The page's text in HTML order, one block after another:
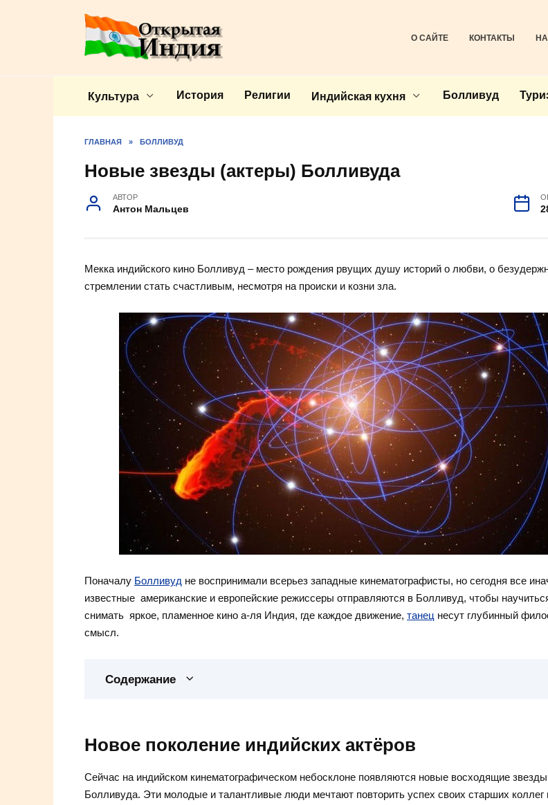
О САЙТЕ КОНТАКТЫ
Культура История Религии Индийская кухня Болливуд
ГЛАВНАЯ » БОЛЛИВУД
Новые звезды (актеры) Болливуда
АВТОР
Антон Мальцев
Мекка индийского кино Болливуд – место рождения рвущих душу историй о любви, о
стремлении стать счастливым, несмотря на происки и козни зла.
Поначалу Болливуд не воспринимали всерьез западные кинематографисты, но сегодня все
известные американские и европейские режиссеры отправляются в Болливуд, чтобы
снимать яркое, пламенное кино а-ля Индия, где каждое движение, танец несут глубинный
смысл.
Содержание
Новое поколение индийских актёров
Сейчас на индийском кинематографическом небосклоне появляются новые восходящие звезды
Болливуда. Эти молодые и талантливые люди мечтают повторить успех своих старших коллег